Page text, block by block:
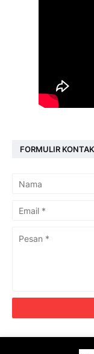
FORMULIR KONTAK